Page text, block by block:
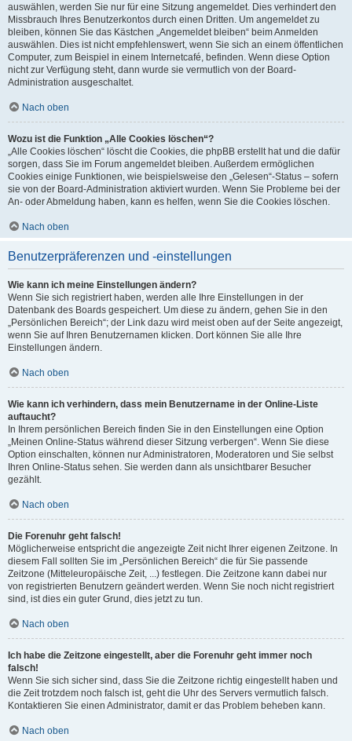
auswählen, werden Sie nur für eine Sitzung angemeldet. Dies verhindert den
Missbrauch Ihres Benutzerkontos durch einen Dritten. Um angemeldet zu
bleiben, können Sie das Kästchen „Angemeldet bleiben“ beim Anmelden
auswählen. Dies ist nicht empfehlenswert, wenn Sie sich an einem öffentlichen
Computer, zum Beispiel in einem Internetcafé, befinden. Wenn diese Option
nicht zur Verfügung steht, dann wurde sie vermutlich von der Board-
Administration ausgeschaltet.
Nach oben
Wozu ist die Funktion „Alle Cookies löschen“?
„Alle Cookies löschen“ löscht die Cookies, die phpBB erstellt hat und die dafür
sorgen, dass Sie im Forum angemeldet bleiben. Außerdem ermöglichen
Cookies einige Funktionen, wie beispielsweise den „Gelesen“-Status – sofern
sie von der Board-Administration aktiviert wurden. Wenn Sie Probleme bei der
An- oder Abmeldung haben, kann es helfen, wenn Sie die Cookies löschen.
Nach oben
Benutzerpräferenzen und -einstellungen
Wie kann ich meine Einstellungen ändern?
Wenn Sie sich registriert haben, werden alle Ihre Einstellungen in der
Datenbank des Boards gespeichert. Um diese zu ändern, gehen Sie in den
„Persönlichen Bereich“; der Link dazu wird meist oben auf der Seite angezeigt,
wenn Sie auf Ihren Benutzernamen klicken. Dort können Sie alle Ihre
Einstellungen ändern.
Nach oben
Wie kann ich verhindern, dass mein Benutzername in der Online-Liste
auftaucht?
In Ihrem persönlichen Bereich finden Sie in den Einstellungen eine Option
„Meinen Online-Status während dieser Sitzung verbergen“. Wenn Sie diese
Option einschalten, können nur Administratoren, Moderatoren und Sie selbst
Ihren Online-Status sehen. Sie werden dann als unsichtbarer Besucher
gezählt.
Nach oben
Die Forenuhr geht falsch!
Möglicherweise entspricht die angezeigte Zeit nicht Ihrer eigenen Zeitzone. In
diesem Fall sollten Sie im „Persönlichen Bereich“ die für Sie passende
Zeitzone (Mitteleuropäische Zeit, ...) festlegen. Die Zeitzone kann dabei nur
von registrierten Benutzern geändert werden. Wenn Sie noch nicht registriert
sind, ist dies ein guter Grund, dies jetzt zu tun.
Nach oben
Ich habe die Zeitzone eingestellt, aber die Forenuhr geht immer noch
falsch!
Wenn Sie sich sicher sind, dass Sie die Zeitzone richtig eingestellt haben und
die Zeit trotzdem noch falsch ist, geht die Uhr des Servers vermutlich falsch.
Kontaktieren Sie einen Administrator, damit er das Problem beheben kann.
Nach oben